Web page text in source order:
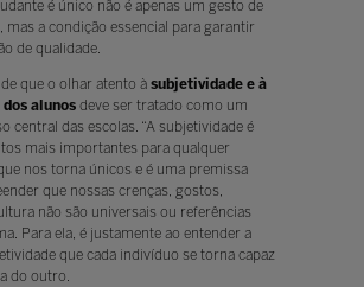
é único não é apenas um gesto de
mas a condição essencial para garantir
de qualidade.
que o olhar atento à subjetividade e à
alunos deve ser tratado como um
central das escolas. “A subjetividade é
mais importantes para qualquer
nos torna únicos e é uma premissa
que nossas crenças, gostos,
não são universais ou referências
Para ela, é justamente ao entender a
que cada indivíduo se torna capaz
do outro.